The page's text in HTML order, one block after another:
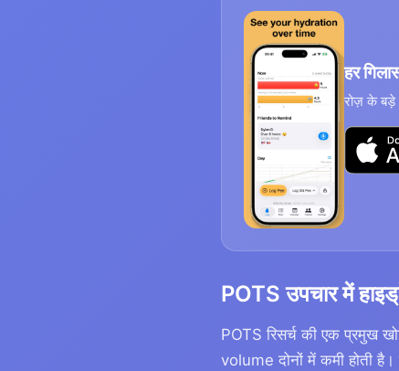
हर
रोज़ के बड़े
POTS उपचार में
POTS रिसर्च की एक प्रमुख
volume दोनों में कमी होती है।